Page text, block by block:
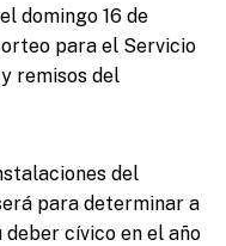
domingo 16 de
para el Servicio
remisos del
del
para determinar a
deber cívico en el año